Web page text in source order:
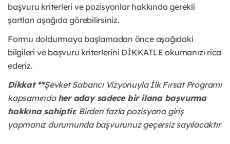
başvuru kriterleri ve pozisyonlar hakkında gerekli
şartları aşağıda görebilirsiniz.
Formu doldurmaya başlamadan önce aşağıdaki
bilgileri ve başvuru kriterlerini DİKKATLE okumanızı rica
ederiz.
Dikkat **Şevket Sabancı Vizyonuyla İlk Fırsat Programı
kapsamında her aday sadece bir ilana başvurma
hakkına sahiptir. Birden fazla pozisyona giriş
yapmanız durumunda başvurunuz geçersiz sayılacaktır